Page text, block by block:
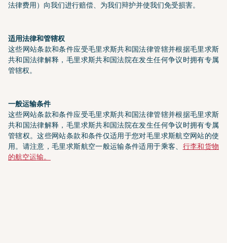
法律费用）向我们进行赔偿、为我们辩护并使我们免受损害。
适用法律和管辖权
这些网站条款和条件应受毛里求斯共和国法律管辖并根据毛里求斯
共和国法律解释，毛里求斯共和国法院在发生任何争议时拥有专属
管辖权。
一般运输条件
这些网站条款和条件应受毛里求斯共和国法律管辖并根据毛里求斯
共和国法律解释，毛里求斯共和国法院在发生任何争议时拥有专属
管辖权。这些网站条款和条件仅适用于您对毛里求斯航空网站的使
用。请注意，毛里求斯航空一般运输条件适用于乘客、 行李和货物
的航空运输。